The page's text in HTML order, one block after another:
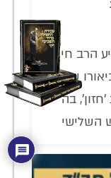
הרב חיים
של
בה
השלישי